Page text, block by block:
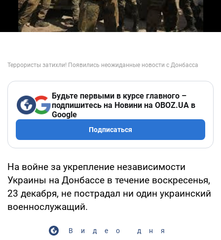
Будьте первыми в курсе главного –
подпишитесь на Новини на OBOZ.UA в
Google
Подписаться
На войне за укрепление независимости
Украины на Донбассе в течение воскресенья,
23 декабря, не пострадал ни один украинский
военнослужащий.
Видео дня